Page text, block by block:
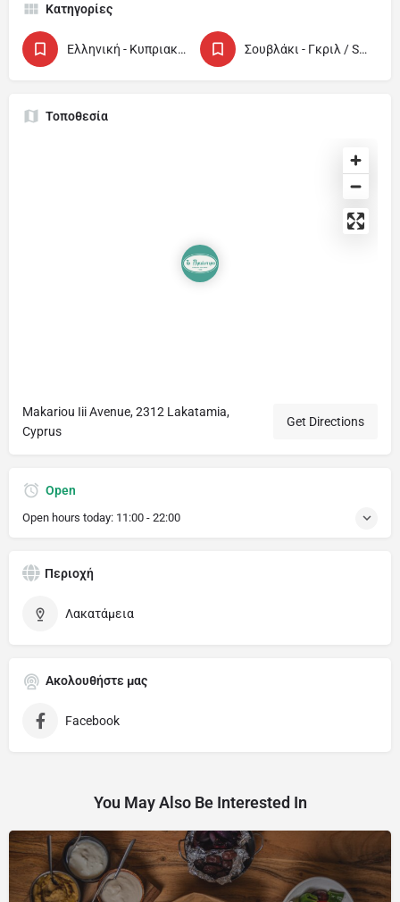
Κατηγορίες
Ελληνική - Κυπριακή Ταβέρνα / Cypriot and Greek Tavern Σουβλάκι - Γκριλ / Souvlaki - Grill
Τοποθεσία
Makariou Iii Avenue, 2312 Lakatamia,
Cyprus
Get Directions
Open
Open hours today: 11:00 - 22:00
Περιοχή
Λακατάμεια
Ακολουθήστε μας
Facebook
You May Also Be Interested In